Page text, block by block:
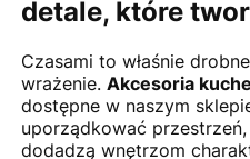
detale, które
Czasami to właśnie
wrażenie. Akcesoria
dostępne w naszym
uporządkować
dodadzą wnętrzom